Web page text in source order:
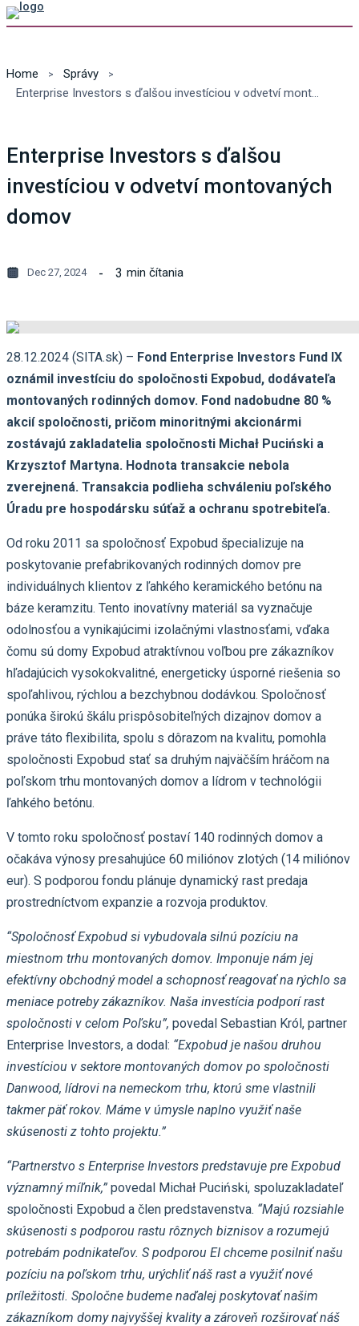
Home
Správy
Enterprise Investors s ďalšou investíciou v odvetví montovaných domov
Enterprise Investors s ďalšou
investíciou v odvetví montovaných
domov
Dec 27, 2024 3 min čítania
28.12.2024 (SITA.sk) – Fond Enterprise Investors Fund IX
oznámil investíciu do spoločnosti Expobud, dodávateľa
montovaných rodinných domov. Fond nadobudne 80 %
akcií spoločnosti, pričom minoritnými akcionármi
zostávajú zakladatelia spoločnosti Michał Puciński a
Krzysztof Martyna. Hodnota transakcie nebola
zverejnená. Transakcia podlieha schváleniu poľského
Úradu pre hospodársku súťaž a ochranu spotrebiteľa.
Od roku 2011 sa spoločnosť Expobud špecializuje na
poskytovanie prefabrikovaných rodinných domov pre
individuálnych klientov z ľahkého keramického betónu na
báze keramzitu. Tento inovatívny materiál sa vyznačuje
odolnosťou a vynikajúcimi izolačnými vlastnosťami, vďaka
čomu sú domy Expobud atraktívnou voľbou pre zákazníkov
hľadajúcich vysokokvalitné, energeticky úsporné riešenia so
spoľahlivou, rýchlou a bezchybnou dodávkou. Spoločnosť
ponúka širokú škálu prispôsobiteľných dizajnov domov a
práve táto flexibilita, spolu s dôrazom na kvalitu, pomohla
spoločnosti Expobud stať sa druhým najväčším hráčom na
poľskom trhu montovaných domov a lídrom v technológii
ľahkého betónu.
V tomto roku spoločnosť postaví 140 rodinných domov a
očakáva výnosy presahujúce 60 miliónov zlotých (14 miliónov
eur). S podporou fondu plánuje dynamický rast predaja
prostredníctvom expanzie a rozvoja produktov.
“Spoločnosť Expobud si vybudovala silnú pozíciu na
miestnom trhu montovaných domov. Imponuje nám jej
efektívny obchodný model a schopnosť reagovať na rýchlo sa
meniace potreby zákazníkov. Naša investícia podporí rast
spoločnosti v celom Poľsku”, povedal Sebastian Król, partner
Enterprise Investors, a dodal: “Expobud je našou druhou
investíciou v sektore montovaných domov po spoločnosti
Danwood, lídrovi na nemeckom trhu, ktorú sme vlastnili
takmer päť rokov. Máme v úmysle naplno využiť naše
skúsenosti z tohto projektu.”
“Partnerstvo s Enterprise Investors predstavuje pre Expobud
významný míľnik,” povedal Michał Puciński, spoluzakladateľ
spoločnosti Expobud a člen predstavenstva. “Majú rozsiahle
skúsenosti s podporou rastu rôznych biznisov a rozumejú
potrebám podnikateľov. S podporou EI chceme posilniť našu
pozíciu na poľskom trhu, urýchliť náš rast a využiť nové
príležitosti. Spoločne budeme naďalej poskytovať našim
zákazníkom domy najvyššej kvality a zároveň rozširovať náš